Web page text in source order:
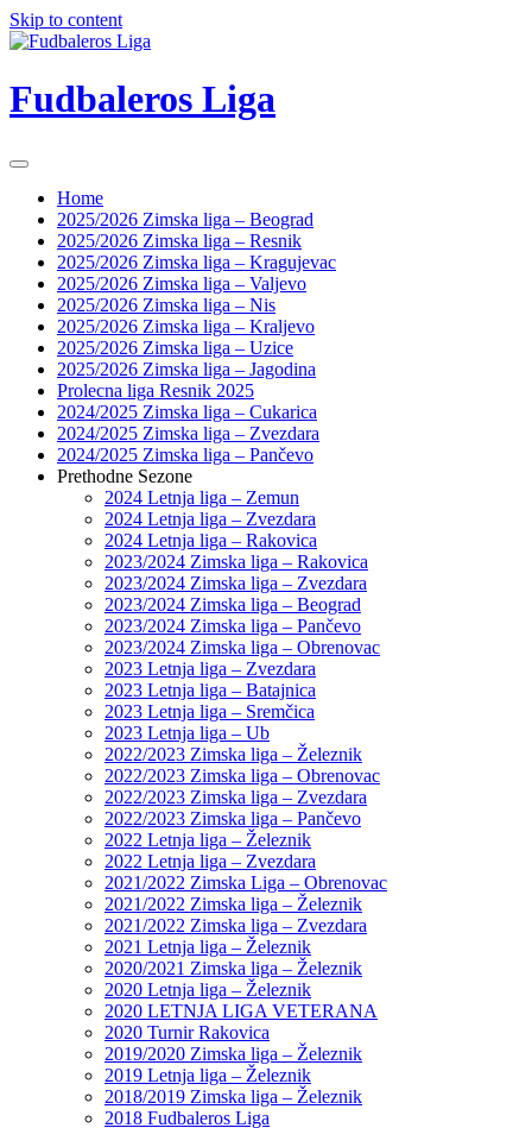
Skip to content
Fudbaleros Liga
Home
2025/2026 Zimska liga – Beograd
2025/2026 Zimska liga – Resnik
2025/2026 Zimska liga – Kragujevac
2025/2026 Zimska liga – Valjevo
2025/2026 Zimska liga – Nis
2025/2026 Zimska liga – Kraljevo
2025/2026 Zimska liga – Uzice
2025/2026 Zimska liga – Jagodina
Prolecna liga Resnik 2025
2024/2025 Zimska liga – Cukarica
2024/2025 Zimska liga – Zvezdara
2024/2025 Zimska liga – Pančevo
Prethodne Sezone
2024 Letnja liga – Zemun
2024 Letnja liga – Zvezdara
2024 Letnja liga – Rakovica
2023/2024 Zimska liga – Rakovica
2023/2024 Zimska liga – Zvezdara
2023/2024 Zimska liga – Beograd
2023/2024 Zimska liga – Pančevo
2023/2024 Zimska liga – Obrenovac
2023 Letnja liga – Zvezdara
2023 Letnja liga – Batajnica
2023 Letnja liga – Sremčica
2023 Letnja liga – Ub
2022/2023 Zimska liga – Železnik
2022/2023 Zimska liga – Obrenovac
2022/2023 Zimska liga – Zvezdara
2022/2023 Zimska liga – Pančevo
2022 Letnja liga – Železnik
2022 Letnja liga – Zvezdara
2021/2022 Zimska Liga – Obrenovac
2021/2022 Zimska liga – Železnik
2021/2022 Zimska liga – Zvezdara
2021 Letnja liga – Železnik
2020/2021 Zimska liga – Železnik
2020 Letnja liga – Železnik
2020 LETNJA LIGA VETERANA
2020 Turnir Rakovica
2019/2020 Zimska liga – Železnik
2019 Letnja liga – Železnik
2018/2019 Zimska liga – Železnik
2018 Fudbaleros Liga